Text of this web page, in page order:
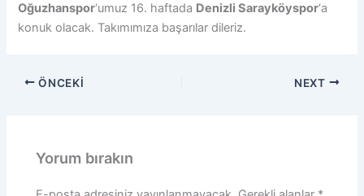
Oğuzhanspor‘umuz 16. haftada Denizli Sarayköyspor‘a
konuk olacak. Takımımıza başarılar dileriz.
ÖNCEKI NEXT
Yorum bırakın